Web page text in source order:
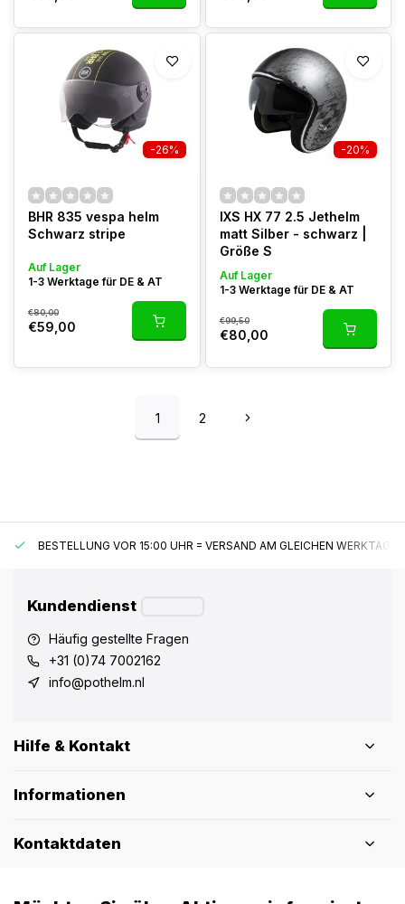
-26%
BHR 835 vespa helm
Schwarz stripe
Auf Lager
1-3 Werktage für DE & AT
€80,00
€59,00
-20%
IXS HX 77 2.5 Jethelm
matt Silber - schwarz |
Größe S
Auf Lager
1-3 Werktage für DE & AT
€99,50
€80,00
1 2
BESTELLUNG VOR 15:00 UHR = VERSAND AM GLEICHEN WERKTAG*
Kundendienst
Häufig gestellte Fragen
+31 (0)74 7002162
info@pothelm.nl
Hilfe & Kontakt
Informationen
Kontaktdaten